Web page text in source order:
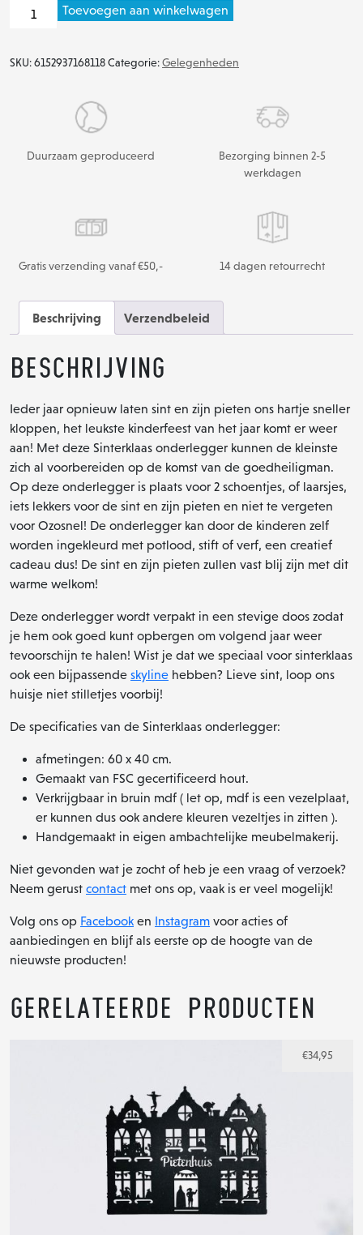
SinterklaasToevoegen aan winkelwagen
SKU:6152937168118Categorie:Gelegenheden
Duurzaam geproduceerd
Bezorging binnen 2-5
werkdagen
Gratis verzending vanaf €50,- 14 dagen retourrecht
Beschrijving Verzendbeleid
Beschrijving
Ieder jaar opnieuw laten sint en zijn pieten ons hartje sneller
kloppen, het leukste kinderfeest van het jaar komt er weer
aan! Met deze Sinterklaas onderlegger kunnen de kleinste
zich al voorbereiden op de komst van de goedheiligman.
Op deze onderlegger is plaats voor 2 schoentjes, of laarsjes,
iets lekkers voor de sint en zijn pieten en niet te vergeten
voor Ozosnel! De onderlegger kan door de kinderen zelf
worden ingekleurd met potlood, stift of verf, een creatief
cadeau dus! De sint en zijn pieten zullen vast blij zijn met dit
warme welkom!
Deze onderlegger wordt verpakt in een stevige doos zodat
je hem ook goed kunt opbergen om volgend jaar weer
tevoorschijn te halen! Wist je dat we speciaal voor sinterklaas
ook een bijpassende skyline hebben? Lieve sint, loop ons
huisje niet stilletjes voorbij!
De specificaties van de Sinterklaas onderlegger:
afmetingen: 60 x 40 cm.
Gemaakt van FSC gecertificeerd hout.
Verkrijgbaar in bruin mdf ( let op, mdf is een vezelplaat,
er kunnen dus ook andere kleuren vezeltjes in zitten ).
Handgemaakt in eigen ambachtelijke meubelmakerij.
Niet gevonden wat je zocht of heb je een vraag of verzoek?
Neem gerust contact met ons op, vaak is er veel mogelijk!
Volg ons op Facebook en Instagram voor acties of
aanbiedingen en blijf als eerste op de hoogte van de
nieuwste producten!
Gerelateerde producten
€34,95